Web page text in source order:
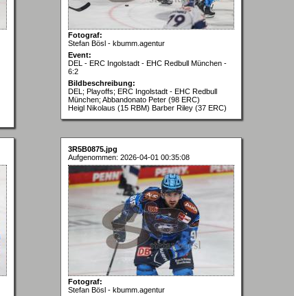
Fotograf:
Stefan Bösl - kbumm.agentur
Event:
DEL - ERC Ingolstadt - EHC Redbull München -
6:2
Bildbeschreibung:
DEL; Playoffs; ERC Ingolstadt - EHC Redbull
München; Abbandonato Peter (98 ERC)
Heigl Nikolaus (15 RBM) Barber Riley (37 ERC)
3R5B0875.jpg
Aufgenommen: 2026-04-01 00:35:08
Fotograf:
Stefan Bösl - kbumm.agentur